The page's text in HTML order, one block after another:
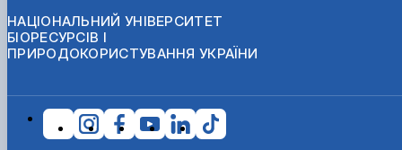
НАЦІОНАЛЬНИЙ УНІВЕРСИТЕТ
БІОРЕСУРСІВ І
ПРИРОДОКОРИСТУВАННЯ УКРАЇНИ